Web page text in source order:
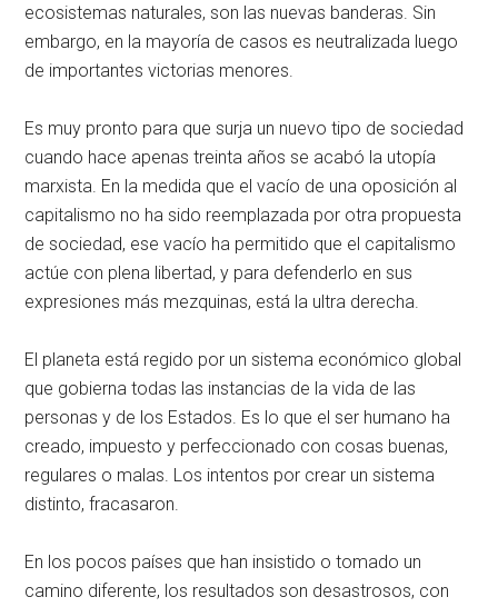
ecosistemas naturales, son las nuevas banderas. Sin
embargo, en la mayoría de casos es neutralizada luego
de importantes victorias menores.
Es muy pronto para que surja un nuevo tipo de sociedad
cuando hace apenas treinta años se acabó la utopía
marxista. En la medida que el vacío de una oposición al
capitalismo no ha sido reemplazada por otra propuesta
de sociedad, ese vacío ha permitido que el capitalismo
actúe con plena libertad, y para defenderlo en sus
expresiones más mezquinas, está la ultra derecha.
El planeta está regido por un sistema económico global
que gobierna todas las instancias de la vida de las
personas y de los Estados. Es lo que el ser humano ha
creado, impuesto y perfeccionado con cosas buenas,
regulares o malas. Los intentos por crear un sistema
distinto, fracasaron.
En los pocos países que han insistido o tomado un
camino diferente, los resultados son desastrosos, con